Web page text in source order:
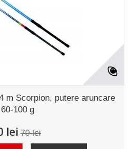
m Scorpion, putere aruncare
60-100 g
lei 70 lei